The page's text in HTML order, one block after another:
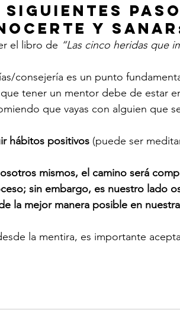
y
el libro de “Las cinco heridas que
consejería es un punto
tener un mentor debe de estar
que vayas con alguien que
hábitos positivos (puede ser
mismos, el camino será
sin embargo, es nuestro lado
la mejor manera posible en
la mentira, es importante